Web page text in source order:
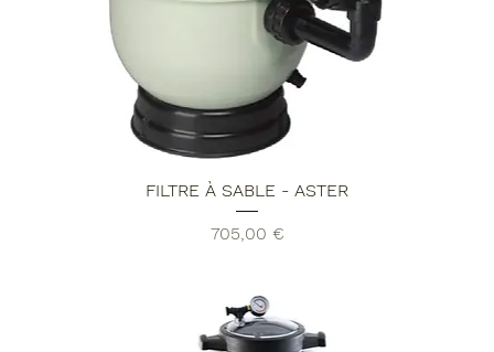
FILTRE À SABLE - ASTER
Prix
705,00 €